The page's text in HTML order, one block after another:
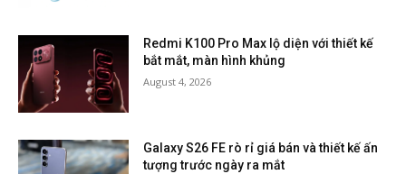
Redmi K100 Pro Max lộ diện với thiết kế
bắt mắt, màn hình khủng
August 4, 2026
Galaxy S26 FE rò rỉ giá bán và thiết kế ấn
tượng trước ngày ra mắt